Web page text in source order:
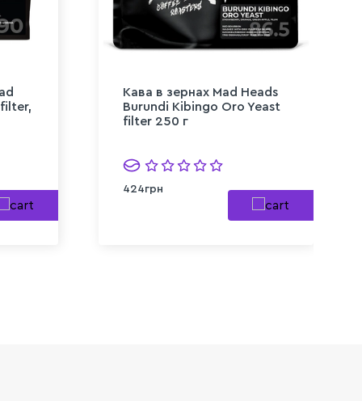
Кава в зернах Mad Heads
Burundi Kibingo Oro Yeast
filter 250 г
424грн